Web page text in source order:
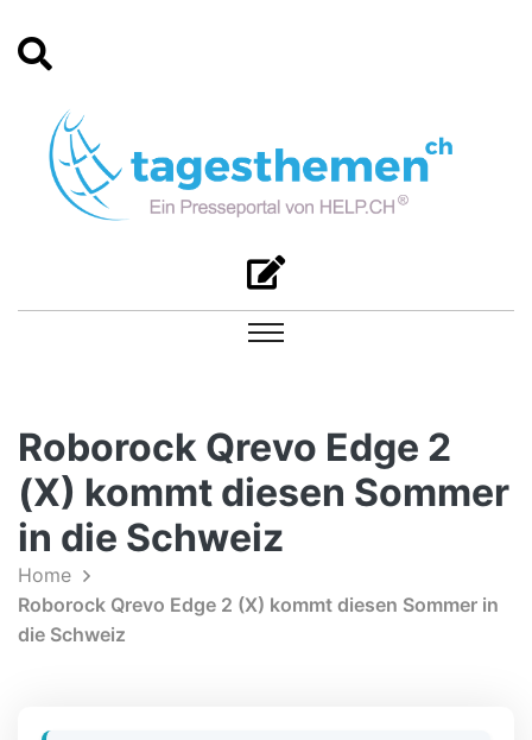
Roborock Qrevo Edge 2
(X) kommt diesen Sommer
in die Schweiz
Home
Roborock Qrevo Edge 2 (X) kommt diesen Sommer in
die Schweiz